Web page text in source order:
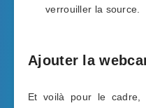
verrouiller la source.
Ajouter la
Et voilà pour le cadre,